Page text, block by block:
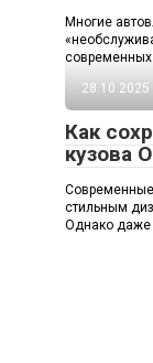
Многие
современных
28.10.2025
Как
кузова
Современные
стильным
Однако даже